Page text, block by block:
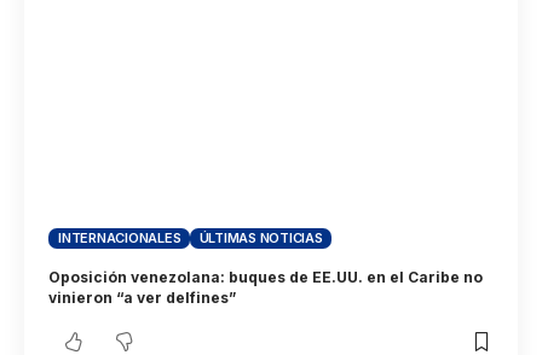
INTERNACIONALES ÚLTIMAS NOTICIAS
Oposición venezolana: buques de EE.UU. en el Caribe no
vinieron “a ver delfines”